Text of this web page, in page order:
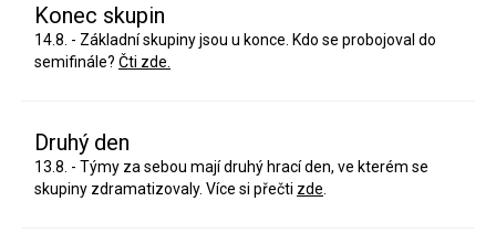
Konec skupin
14.8. - Základní skupiny jsou u konce. Kdo se probojoval do
semifinále? Čti zde.
Druhý den
13.8. - Týmy za sebou mají druhý hrací den, ve kterém se
skupiny zdramatizovaly. Více si přečti zde